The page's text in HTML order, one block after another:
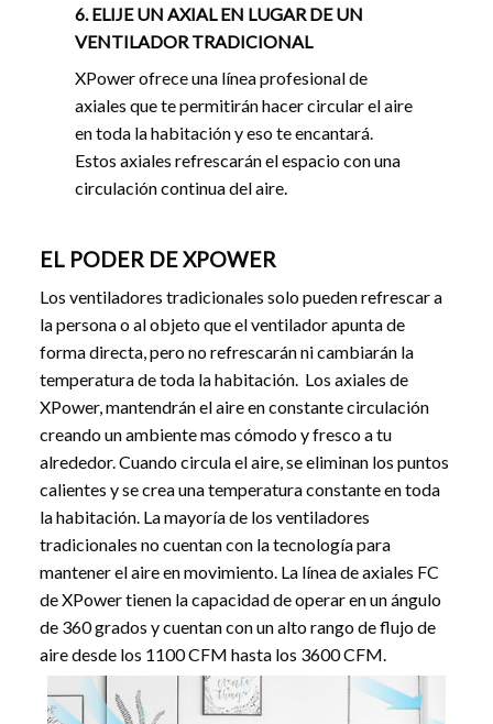
6. ELIJE UN AXIAL EN LUGAR DE UN
VENTILADOR TRADICIONAL
XPower ofrece una línea profesional de
axiales que te permitirán hacer circular el aire
en toda la habitación y eso te encantará.
Estos axiales refrescarán el espacio con una
circulación continua del aire.
EL PODER DE XPOWER
Los ventiladores tradicionales solo pueden refrescar a
la persona o al objeto que el ventilador apunta de
forma directa, pero no refrescarán ni cambiarán la
temperatura de toda la habitación. Los axiales de
XPower, mantendrán el aire en constante circulación
creando un ambiente mas cómodo y fresco a tu
alrededor. Cuando circula el aire, se eliminan los puntos
calientes y se crea una temperatura constante en toda
la habitación. La mayoría de los ventiladores
tradicionales no cuentan con la tecnología para
mantener el aire en movimiento. La línea de axiales FC
de XPower tienen la capacidad de operar en un ángulo
de 360 grados y cuentan con un alto rango de flujo de
aire desde los 1100 CFM hasta los 3600 CFM.